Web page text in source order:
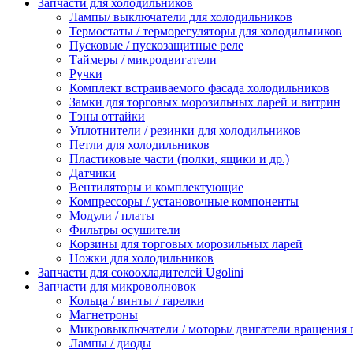
Запчасти для холодильников
Лампы/ выключатели для холодильников
Термостаты / терморегуляторы для холодильников
Пусковые / пускозащитные реле
Таймеры / микродвигатели
Ручки
Комплект встраиваемого фасада холодильников
Замки для торговых морозильных ларей и витрин
Тэны оттайки
Уплотнители / резинки для холодильников
Петли для холодильников
Пластиковые части (полки, ящики и др.)
Датчики
Вентиляторы и комплектующие
Компрессоры / установочные компоненты
Модули / платы
Фильтры осушители
Корзины для торговых морозильных ларей
Ножки для холодильников
Запчасти для сокоохладителей Ugolini
Запчасти для микроволновок
Кольца / винты / тарелки
Магнетроны
Микровыключатели / моторы/ двигатели вращения
Лампы / диоды